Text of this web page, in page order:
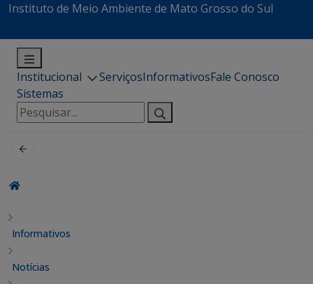
Instituto de Meio Ambiente de Mato Grosso do Sul
Institucional ServiçosInformativosFale Conosco
Sistemas
Pesquisar
por:
Informativos
Notícias